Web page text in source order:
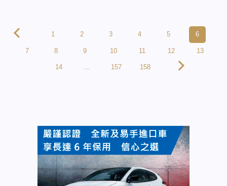
1 2 3 4 5 6
7 8 9 10 11 12 13
14 ... 157 158